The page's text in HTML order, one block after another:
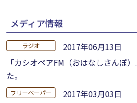
メディア情報
ラジオ
2017年06月13日
「カシオペアFM（おはなしさんぽ
た。
フリーペーパー
2017年03月03日